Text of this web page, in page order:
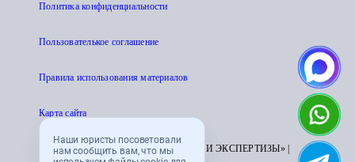
Наши юристы посоветовали
нам сообщить вам, что мы
Политика конфиденциальности
Пользователькое соглашение
Правила использования материалов
Карта сайта
© 1995 - 2026 «ЦЕНТР АТТЕСТАЦИИ И ЭКСПЕРТИЗЫ» |